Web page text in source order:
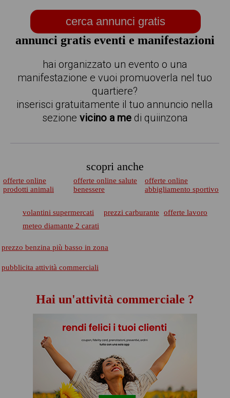
cerca annunci gratis
annunci gratis eventi e manifestazioni
hai organizzato un evento o una
manifestazione e vuoi promuoverla nel tuo
quartiere?
inserisci gratuitamente il tuo annuncio nella
sezione vicino a medi quiinzona
scopri anche
offerte online
prodotti animali
offerte online salute
benessere
offerte online
abbigliamento sportivo
volantini supermercati prezzi carburante
offerte lavoro
meteo diamante 2 carati
prezzo benzina più basso in zona
pubblicita attività commerciali
Hai un'attività commerciale ?